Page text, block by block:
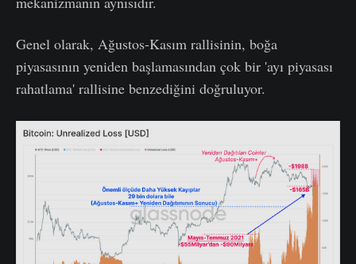
Genel olarak, Ağustos-Kasım rallisinin, boğa
piyasasının yeniden başlamasından çok bir 'ayı piyasası
rahatlama' rallisine benzediğini doğruluyor.